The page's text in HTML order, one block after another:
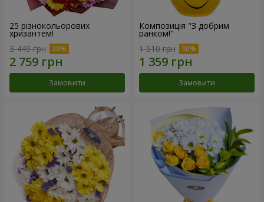
25 різнокольорових
хризантем!
3 449 грн
Замовити
Композиція "З добрим
ранком!"
1 510 грн
Замовити